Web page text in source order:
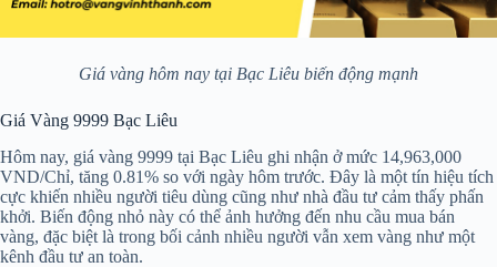
Giá vàng hôm nay tại Bạc Liêu biến động mạnh
Giá Vàng 9999 Bạc Liêu
Hôm nay, giá vàng 9999 tại Bạc Liêu ghi nhận ở mức 14,963,000
VND/Chỉ, tăng 0.81% so với ngày hôm trước. Đây là một tín hiệu tích
cực khiến nhiều người tiêu dùng cũng như nhà đầu tư cảm thấy phấn
khởi. Biến động nhỏ này có thể ảnh hưởng đến nhu cầu mua bán
vàng, đặc biệt là trong bối cảnh nhiều người vẫn xem vàng như một
kênh đầu tư an toàn.